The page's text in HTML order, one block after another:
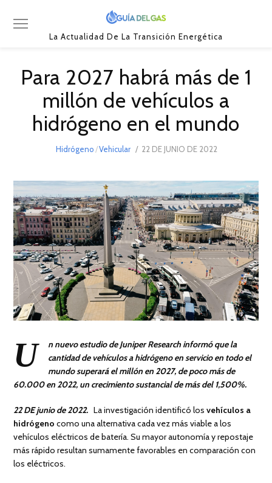
La Actualidad De La Transición Energética
Para 2027 habrá más de 1
millón de vehículos a
hidrógeno en el mundo
Hidrógeno /Vehicular
POSTED
22 DE JUNIO DE 2022
2022
U
n nuevo estudio de Juniper Research informó que la
cantidad de vehículos a hidrógeno en servicio en todo el
mundo superará el millón en 2027, de poco más de
60.000 en 2022, un crecimiento sustancial de más del 1,500%.
22 DE junio de 2022. La investigación identificó losvehículos a
hidrógeno como una alternativa cada vez más viable a los
vehículos eléctricos de batería. Su mayor autonomía y repostaje
más rápido resultan sumamente favorables en comparación con
los eléctricos.